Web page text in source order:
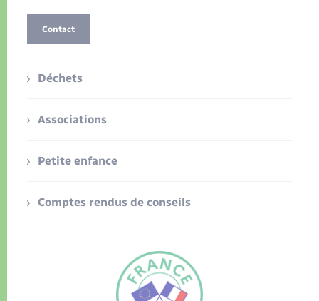
Contact
Déchets
Associations
Petite enfance
Comptes rendus de conseils